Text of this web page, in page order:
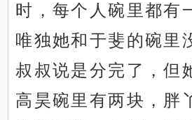
时，每个人碗里都有
唯独她和于斐的碗里
叔叔说是分完了，但
高昊碗里有两块，胖